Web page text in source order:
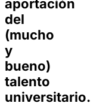
aportación
del
(mucho
y
bueno)
talento
universitario.